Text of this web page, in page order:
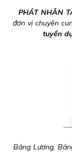
PHÁT NHÂN
đơn vị chuyên
tuyển
Bảng Lương,